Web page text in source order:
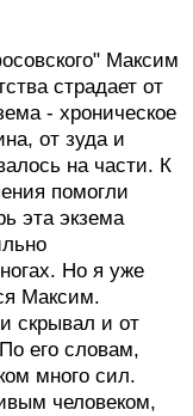
Максим
страдает от
- хроническое
от зуда и
на части. К
помогли
эта экзема
Но я уже
Максим.
скрывал и от
его словам,
много сил.
человеком,